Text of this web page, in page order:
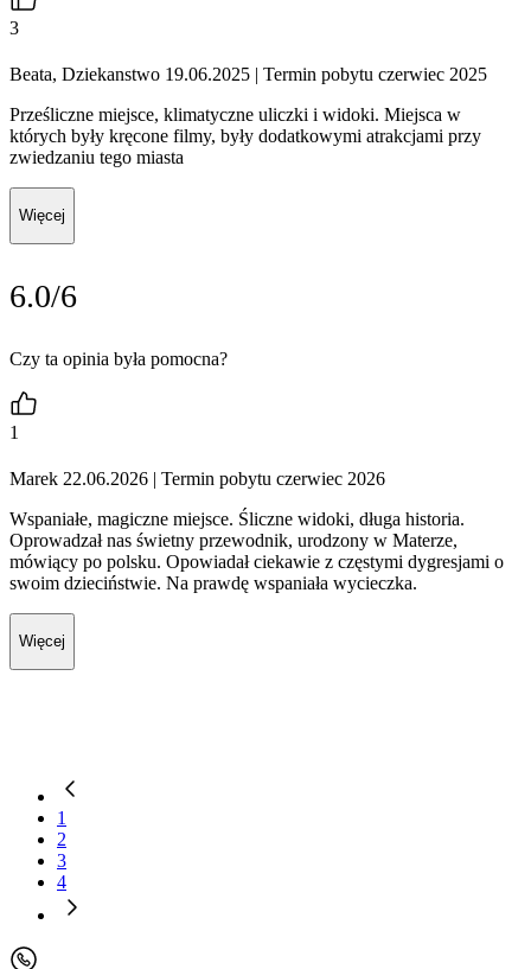
3
Beata, Dziekanstwo 19.06.2025 | Termin pobytu czerwiec 2025
Prześliczne miejsce, klimatyczne uliczki i widoki. Miejsca w
których były kręcone filmy, były dodatkowymi atrakcjami przy
zwiedzaniu tego miasta
Więcej
6.0/6
Czy ta opinia była pomocna?
1
Marek 22.06.2026 | Termin pobytu czerwiec 2026
Wspaniałe, magiczne miejsce. Śliczne widoki, długa historia.
Oprowadzał nas świetny przewodnik, urodzony w Materze,
mówiący po polsku. Opowiadał ciekawie z częstymi dygresjami o
swoim dzieciństwie. Na prawdę wspaniała wycieczka.
Więcej
1
2
3
4